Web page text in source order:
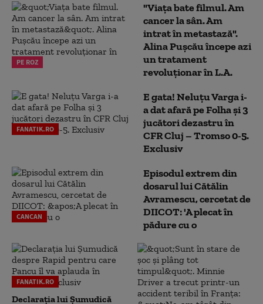
PE ROZ
"Viața bate filmul. Am
cancer la sân. Am
intrat în metastază".
Alina Pușcău începe azi
un tratament
revoluționar în L.A.
FANATIK.RO
E gata! Neluțu Varga i-
a dat afară pe Folha și 3
jucători dezastru în
CFR Cluj – Tromso 0-5.
Exclusiv
CANCAN
Episodul extrem din
dosarul lui Cătălin
Avramescu, cercetat de
DIICOT: 'A plecat în
pădure cu o
FANATIK.RO
Declarația lui Șumudică